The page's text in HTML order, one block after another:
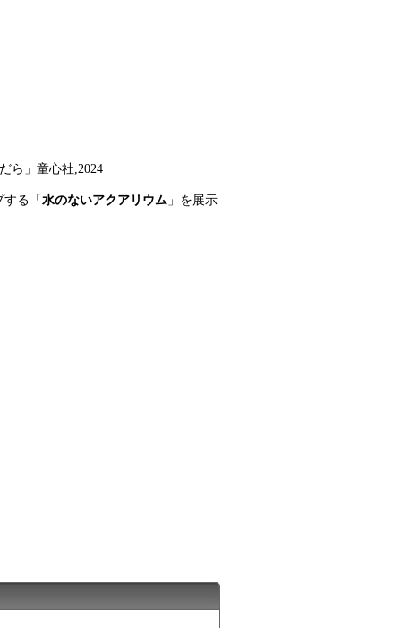
ら」童心社,2024
する「水のないアクアリウム 」を展示